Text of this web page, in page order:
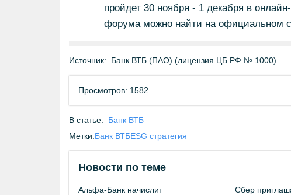
пройдет 30 ноября - 1 декабря в
форума можно найти на официальном
Источник: Банк ВТБ (ПАО) (лицензия ЦБ РФ № 1000)
Просмотров: 1582
В статье:
Банк ВТБ
Метки:Банк ВТБESG стратегия
Новости по теме
Альфа-Банк начислит
Сбер